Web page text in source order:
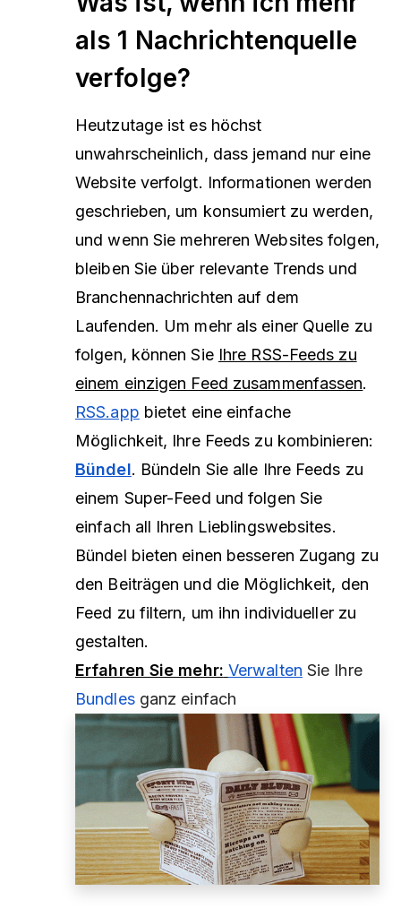
als 1 Nachrichtenquelle
verfolge?
Heutzutage ist es höchst
unwahrscheinlich, dass jemand nur eine
Website verfolgt. Informationen werden
geschrieben, um konsumiert zu werden,
und wenn Sie mehreren Websites folgen,
bleiben Sie über relevante Trends und
Branchennachrichten auf dem
Laufenden. Um mehr als einer Quelle zu
folgen, können Sie Ihre RSS-Feeds zu
einem einzigen Feed zusammenfassen.
RSS.app bietet eine einfache
Möglichkeit, Ihre Feeds zu kombinieren:
Bündel. Bündeln Sie alle Ihre Feeds zu
einem Super-Feed und folgen Sie
einfach all Ihren Lieblingswebsites.
Bündel bieten einen besseren Zugang zu
den Beiträgen und die Möglichkeit, den
Feed zu filtern, um ihn individueller zu
gestalten.
Erfahren Sie mehr: Verwalten Sie Ihre
Bundles ganz einfach